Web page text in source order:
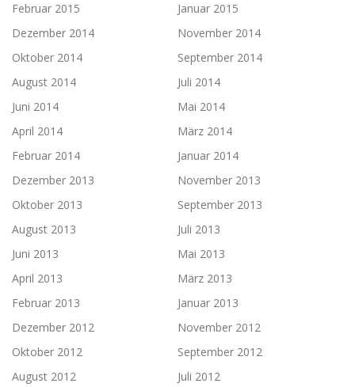
Februar 2015
Januar 2015
Dezember 2014
November 2014
Oktober 2014
September 2014
August 2014
Juli 2014
Juni 2014
Mai 2014
April 2014
März 2014
Februar 2014
Januar 2014
Dezember 2013
November 2013
Oktober 2013
September 2013
August 2013
Juli 2013
Juni 2013
Mai 2013
April 2013
März 2013
Februar 2013
Januar 2013
Dezember 2012
November 2012
Oktober 2012
September 2012
August 2012
Juli 2012